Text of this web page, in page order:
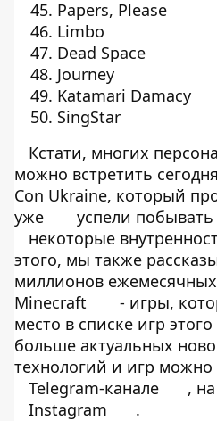
Papers, Please
Limbo
Dead Space
Journey
Katamari Damacy
SingStar
Кстати, многих
можно встретить
Con Ukraine, который
уже
успели побывать
некоторые
этого, мы также
миллионов
Minecraft
- игры,
место в списке игр этого
больше актуальных
технологий и игр
Telegram-канале
, на
Instagram
.